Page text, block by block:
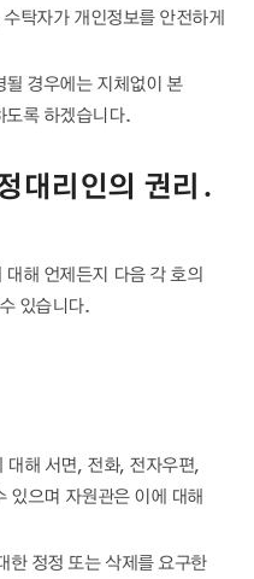
탁자가 개인정보를 안전하게
경우에는 지체없이 본
도록 하겠습니다.
대리인의 권리․
해 언제든지 다음 각 호의
있습니다.
대해 서면, 전화, 전자우편,
있으며 자원관은 이에 대해
한 정정 또는 삭제를 요구한